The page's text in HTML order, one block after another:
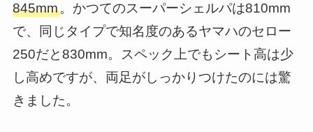
845mm。かつてのスーパーシェルパは810mm
で、同じタイプで知名度のあるヤマハのセロー
250だと830mm。スペック上でもシート高は少
し高めですが、両足がしっかりつけたのには驚
きました。